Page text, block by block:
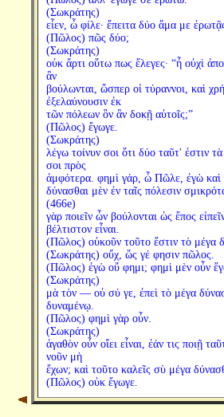
(Σωκράτης)
εἶεν, ὦ φίλε· ἔπειτα δύο ἅμα με
(Πῶλος) πῶς δύο;
(Σωκράτης)
οὐκ ἄρτι οὕτω πως ἔλεγες· “ἦ οὐχὶ
ἂν
βούλωνται, ὥσπερ οἱ τύραννοι, καὶ
ἐξελαύνουσιν ἐκ
τῶν πόλεων ὃν ἂν δοκῇ αὐτοῖς;”
(Πῶλος) ἔγωγε.
(Σωκράτης)
λέγω τοίνυν σοι ὅτι δύο ταῦτ' ἐστιν
σοι πρὸς
ἀμφότερα. φημὶ γάρ, ὦ Πῶλε, ἐγὼ καὶ
δύνασθαι μὲν ἐν ταῖς πόλεσιν
(466e)
γὰρ ποιεῖν ὧν βούλονται ὡς ἔπος
βέλτιστον εἶναι.
(Πῶλος) οὐκοῦν τοῦτο ἔστιν τὸ μέγα
(Σωκράτης) οὔχ, ὥς γέ φησιν πῶλος.
(Πῶλος) ἐγὼ οὔ φημι; φημὶ μὲν οὖν
(Σωκράτης)
μὰ τὸν — οὐ σύ γε, ἐπεὶ τὸ μέγα
δυναμένῳ.
(Πῶλος) φημὶ γὰρ οὖν.
(Σωκράτης)
ἀγαθὸν οὖν οἴει εἶναι, ἐάν τις ποιῇ
νοῦν μὴ
ἔχων; καὶ τοῦτο καλεῖς σὺ μέγα
(Πῶλος) οὐκ ἔγωγε.